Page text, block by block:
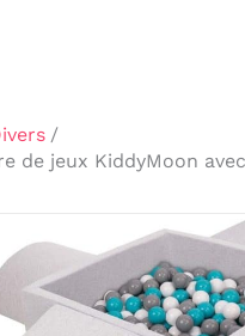
de jeux KiddyMoon